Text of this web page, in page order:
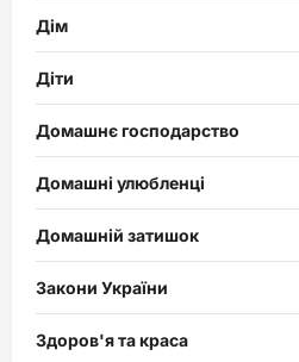
Дім
Діти
Домашнє господарство
Домашні улюбленці
Домашній затишок
Закони України
Здоров'я та краса